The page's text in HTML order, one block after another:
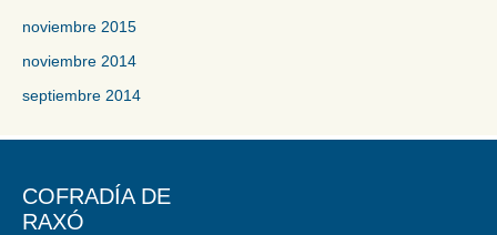
noviembre 2015
noviembre 2014
septiembre 2014
COFRADÍA DE
RAXÓ